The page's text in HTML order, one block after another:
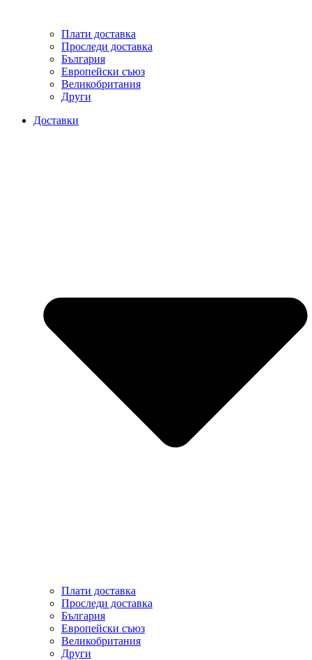
Плати доставка
Проследи доставка
България
Европейски съюз
Великобритания
Други
Доставки
Плати доставка
Проследи доставка
България
Европейски съюз
Великобритания
Други